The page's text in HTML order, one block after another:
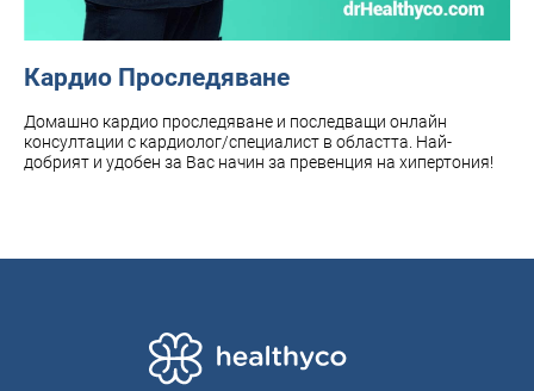
Кардио Проследяване
Домашно кардио проследяване и последващи онлайн
консултации с кардиолог/специалист в областта. Най-
добрият и удобен за Вас начин за превенция на хипертония!